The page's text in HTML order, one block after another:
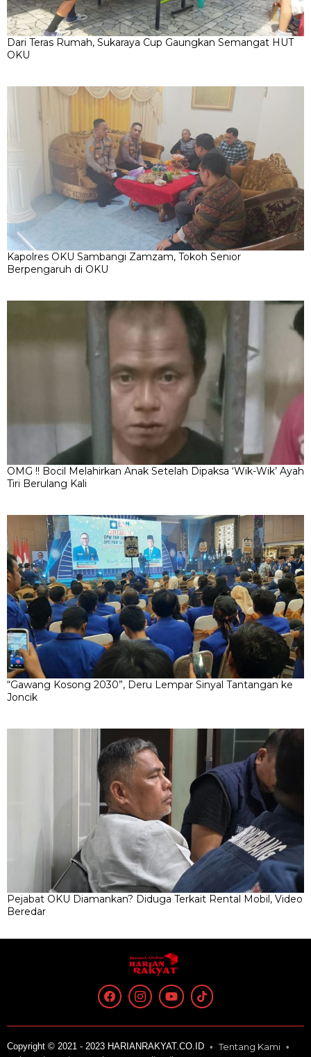
Dari Teras Rumah, Sukaraya Cup Gaungkan Semangat HUT
OKU
Kapolres OKU Sambangi Zamzam, Tokoh Senior
Berpengaruh di OKU
OMG !! Bocil Melahirkan Anak Setelah Dipaksa ‘Wik-Wik’ Ayah
Tiri Berulang Kali
“Gawang Kosong 2030”, Deru Lempar Sinyal Tantangan ke
Joncik
Pejabat OKU Diamankan? Diduga Terkait Rental Mobil, Video
Beredar
Copyright © 2021 - 2023 HARIANRAKYAT.CO.ID
Tentang Kami